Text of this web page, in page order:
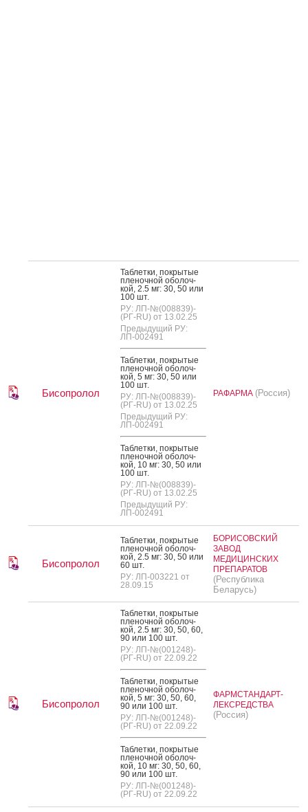
Бисопролол
Таб­летки, пок­ры­тые
пле­ноч­ной обо­лоч­
кой, 2.5 мг: 30, 50 или
100 шт.
РУ: ЛП-№(008839)-
(РГ-RU) от 13.02.25
Предыдущий РУ:
ЛП-002491
Таб­летки, пок­ры­тые
пле­ноч­ной обо­лоч­
кой, 5 мг: 30, 50 или
100 шт.
РУ: ЛП-№(008839)-
(РГ-RU) от 13.02.25
Предыдущий РУ:
ЛП-002491
Таб­летки, пок­ры­тые
пле­ноч­ной обо­лоч­
кой, 10 мг: 30, 50 или
100 шт.
РУ: ЛП-№(008839)-
(РГ-RU) от 13.02.25
Предыдущий РУ:
ЛП-002491
РАФАРМА (Россия)
Бисопролол
Таб­летки, пок­ры­тые
пле­ноч­ной обо­лоч­
кой, 2.5 мг: 30, 50 или
60 шт.
РУ: ЛП-003221 от
28.09.15
БОРИСОВСКИЙ
ЗАВОД
МЕДИЦИНСКИХ
ПРЕПАРАТОВ
(Республика
Беларусь)
Бисопролол
Таб­летки, пок­ры­тые
пле­ноч­ной обо­лоч­
кой, 2.5 мг: 30, 50, 60,
90 или 100 шт.
РУ: ЛП-№(001248)-
(РГ-RU) от 22.09.22
Таб­летки, пок­ры­тые
пле­ноч­ной обо­лоч­
кой, 5 мг: 30, 50, 60,
90 или 100 шт.
РУ: ЛП-№(001248)-
(РГ-RU) от 22.09.22
Таб­летки, пок­ры­тые
пле­ноч­ной обо­лоч­
кой, 10 мг: 30, 50, 60,
90 или 100 шт.
РУ: ЛП-№(001248)-
(РГ-RU) от 22.09.22
ФАРМСТАНДАРТ-
ЛЕКСРЕДСТВА
(Россия)